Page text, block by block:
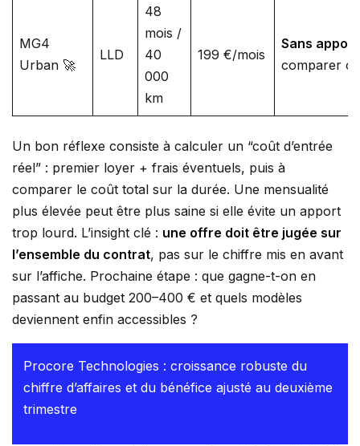
MG4
Urban 🚀
LLD
48
mois /
40
000
km
199 €/mois
Sans apport
comparer
Un bon réflexe consiste à calculer un “coût d’entrée
réel” : premier loyer + frais éventuels, puis à
comparer le coût total sur la durée. Une mensualité
plus élevée peut être plus saine si elle évite un apport
trop lourd. L’insight clé : une offre doit être jugée sur
l’ensemble du contrat, pas sur le chiffre mis en avant
sur l’affiche. Prochaine étape : que gagne-t-on en
passant au budget 200–400 € et quels modèles
deviennent enfin accessibles ?
Procore Technologies : croissance robuste du
chiffre d’affaires et du bénéfice ajusté au deuxième
trimestre